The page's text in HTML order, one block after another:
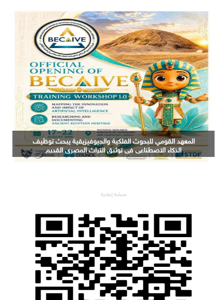
المعهد القومي للبحوث الفلكية والجيوفيزيقية يبحث توظيف
الذكاء الاصطناعي في توثيق التراث المصري القديم
مساحة إعلانية